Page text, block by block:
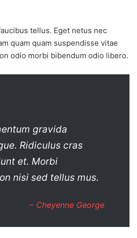
tellus. Eget netus nec
quam quam suspendisse vitae
odio morbi bibendum odio libero.
gravida
Ridiculus cras
et. Morbi
nisi sed tellus mus.
– Cheyenne George